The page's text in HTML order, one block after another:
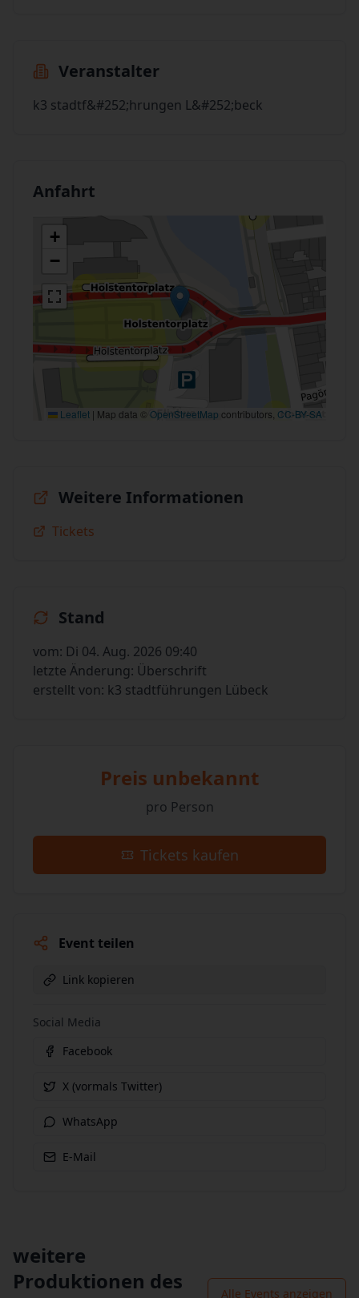
Veranstalter
k3 stadtf&#252;hrungen L&#252;beck
Anfahrt
+
−
Leaflet | Map data © OpenStreetMap contributors, CC-BY-SA
Weitere Informationen
Tickets
Stand
vom: Di 04. Aug. 2026 09:40
letzte Änderung: Überschrift
erstellt von: k3 stadtführungen Lübeck
Preis unbekannt
pro Person
Tickets kaufen
Event teilen
Link kopieren
Social Media
Facebook
X (vormals Twitter)
WhatsApp
E-Mail
weitere
Produktionen des
Alle Events anzeigen